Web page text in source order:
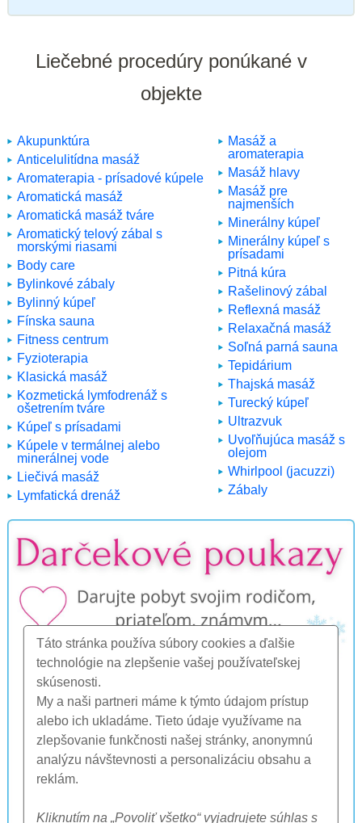
Táto stránka používa súbory cookies a ďalšie
technológie na zlepšenie vašej používateľskej
skúsenosti.
My a naši partneri máme k týmto údajom prístup
alebo ich ukladáme. Tieto údaje využívame na
zlepšovanie funkčnosti našej stránky, anonymnú
analýzu návštevnosti a personalizáciu obsahu a
reklám.
Kliknutím na „Povoliť všetko“ vyjadrujete súhlas s
Liečebné procedúry ponúkané v
objekte
Akupunktúra
Anticelulitídna masáž
Aromaterapia - prísadové kúpele
Aromatická masáž
Aromatická masáž tváre
Aromatický telový zábal s
morskými riasami
Body care
Bylinkové zábaly
Bylinný kúpeľ
Fínska sauna
Fitness centrum
Fyzioterapia
Klasická masáž
Kozmetická lymfodrenáž s
ošetrením tváre
Kúpeľ s prísadami
Kúpele v termálnej alebo
minerálnej vode
Liečivá masáž
Lymfatická drenáž
Masáž a
aromaterapia
Masáž hlavy
Masáž pre
najmenších
Minerálny kúpeľ
Minerálny kúpeľ s
prísadami
Pitná kúra
Rašelinový zábal
Reflexná masáž
Relaxačná masáž
Soľná parná sauna
Tepidárium
Thajská masáž
Turecký kúpeľ
Ultrazvuk
Uvoľňujúca masáž s
olejom
Whirlpool (jacuzzi)
Zábaly